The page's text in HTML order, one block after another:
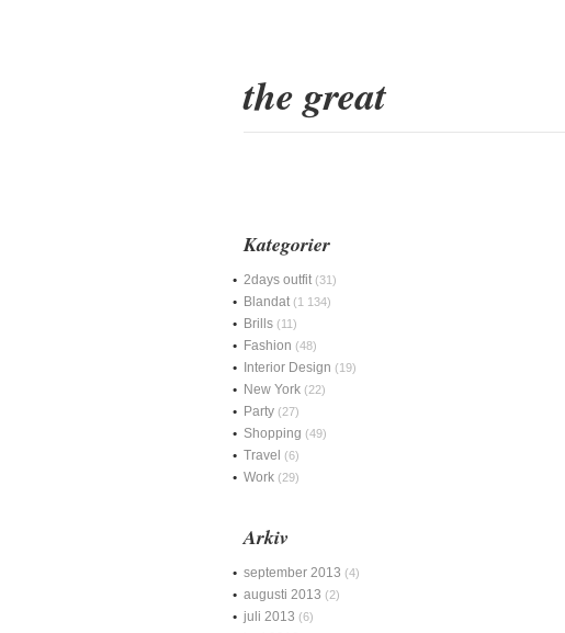
the great
Kategorier
2days outfit (31)
Blandat (1 134)
Brills (11)
Fashion (48)
Interior Design (19)
New York (22)
Party (27)
Shopping (49)
Travel (6)
Work (29)
Arkiv
september 2013 (4)
augusti 2013 (2)
juli 2013 (6)